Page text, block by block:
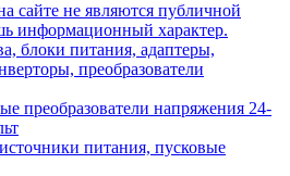
сайте не являются публичной
информационный характер.
блоки питания, адаптеры,
преобразователи
преобразователи напряжения 24-
питания, пусковые